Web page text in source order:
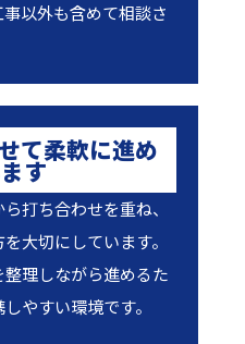
以外も含めて相談さ
て柔軟に進め
す
打ち合わせを重ね、
大切にしています。
理しながら進めるた
やすい環境です。